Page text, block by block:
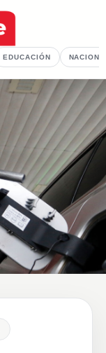
EDUCACIÓN